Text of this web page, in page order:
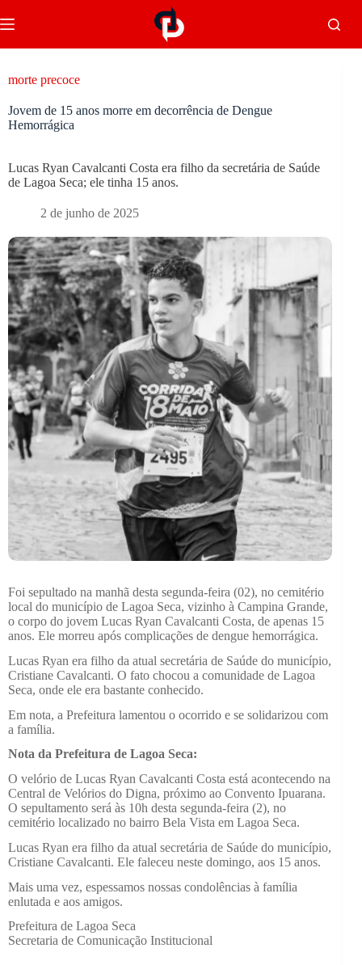
morte precoce
Jovem de 15 anos morre em decorrência de Dengue
Hemorrágica
Lucas Ryan Cavalcanti Costa era filho da secretária de Saúde
de Lagoa Seca; ele tinha 15 anos.
2 de junho de 2025
Foi sepultado na manhã desta segunda-feira (02), no cemitério
local do município de Lagoa Seca, vizinho à Campina Grande,
o corpo do jovem Lucas Ryan Cavalcanti Costa, de apenas 15
anos. Ele morreu após complicações de dengue hemorrágica.
Lucas Ryan era filho da atual secretária de Saúde do município,
Cristiane Cavalcanti. O fato chocou a comunidade de Lagoa
Seca, onde ele era bastante conhecido.
Em nota, a Prefeitura lamentou o ocorrido e se solidarizou com
a família.
Nota da Prefeitura de Lagoa Seca:
O velório de Lucas Ryan Cavalcanti Costa está acontecendo na
Central de Velórios do Digna, próximo ao Convento Ipuarana.
O sepultamento será às 10h desta segunda-feira (2), no
cemitério localizado no bairro Bela Vista em Lagoa Seca.
Lucas Ryan era filho da atual secretária de Saúde do município,
Cristiane Cavalcanti. Ele faleceu neste domingo, aos 15 anos.
Mais uma vez, espessamos nossas condolências à família
enlutada e aos amigos.
Prefeitura de Lagoa Seca
Secretaria de Comunicação Institucional